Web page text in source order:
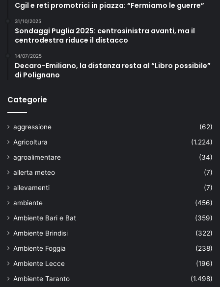
Cgil e reti promotrici in piazza: “Fermiamo le guerre”
31/10/2025
Sondaggi Puglia 2025: centrosinistra avanti, ma il
centrodestra riduce il distacco
14/07/2025
Decaro-Emiliano, la distanza resta al “Libro possibile”
di Polignano
Categorie
aggressione
(62)
Agricoltura
(1.224)
agroalimentare
(34)
allerta meteo
(7)
allevamenti
(7)
ambiente
(456)
Ambiente Bari e Bat
(359)
Ambiente Brindisi
(322)
Ambiente Foggia
(238)
Ambiente Lecce
(196)
Ambiente Taranto
(1.498)